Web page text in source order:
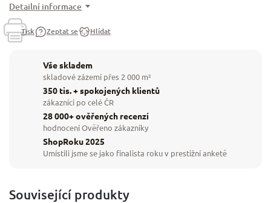
Detailní informace
Tisk Zeptat se Hlídat
Vše skladem
skladové zázemí přes 2 000 m²
350 tis. + spokojených klientů
zákazníci po celé ČR
28 000+ ověřených recenzí
hodnocení Ověřeno zákazníky
ShopRoku 2025
Umístili jsme se jako finalista roku v prestižní anketě
Související produkty